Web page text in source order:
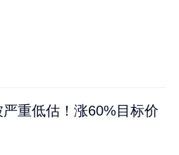
重低估！涨60%目标价